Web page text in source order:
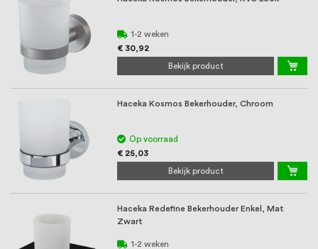
RVS op maat produceren, geheel volgens
jouw specifieke wensen. Al sinds onze
oprichting staat persoonlijke service bij
ons voorop, want we geloven dat een
goede relatie met onze klanten het
verschil maakt.
1-2 weken
€ 30,92
Bekijk product
Haceka Kosmos Bekerhouder, Chroom
Op voorraad
€ 25,03
Bekijk product
Haceka Redefine Bekerhouder Enkel, Mat
Zwart
1-2 weken